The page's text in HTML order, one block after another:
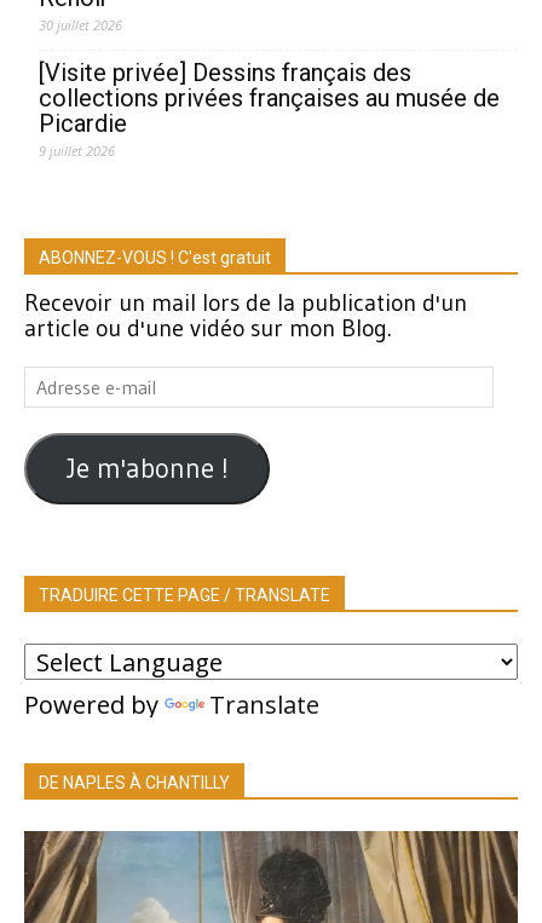
30 juillet 2026
[Visite privée] Dessins français des
collections privées françaises au musée de
Picardie
9 juillet 2026
ABONNEZ-VOUS ! C'est gratuit
Recevoir un mail lors de la publication d'un
article ou d'une vidéo sur mon Blog.
Adresse
e-
mail
Je m'abonne !
TRADUIRE CETTE PAGE / TRANSLATE
Powered by Translate
DE NAPLES À CHANTILLY